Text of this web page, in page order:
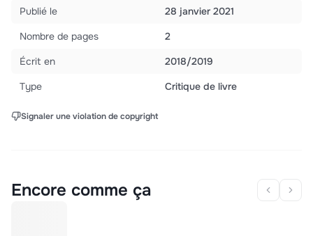
Publié le
28 janvier 2021
Nombre de pages
2
Écrit en
2018/2019
Type
Critique de livre
Signaler une violation de copyright
Encore comme ça